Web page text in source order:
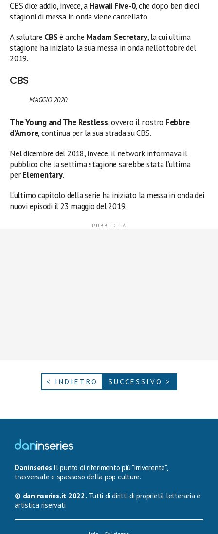
CBS dice addio, invece, a Hawaii Five-0, che dopo ben dieci
stagioni di messa in onda viene cancellato.
A salutare CBSè anche Madam Secretary, la cui ultima
stagione ha iniziato la sua messa in onda nell’ottobre del
2019.
CBS
MAGGIO2020
The Young and The Restless, ovvero il nostro Febbre
d’Amore, continua per la sua strada su CBS.
Nel dicembre del 2018, invece, il network informava il
pubblico che la settima stagione sarebbe stata l’ultima
perElementary.
L’ultimo capitolo della serie ha iniziato la messa in onda dei
nuovi episodi il 23 maggio del 2019.
< INDIETRO SUCCESSIVO >
Daninseries Il punto di riferimento più "irriverente",
trasversale e spassoso della pop culture.
© daninseries.it 2022. Tutti di diritti di proprietà letteraria e
artistica riservati.